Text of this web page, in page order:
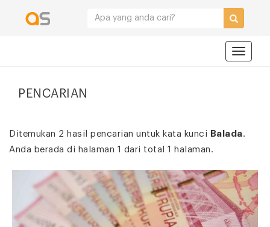
PENCARIAN
Ditemukan 2 hasil pencarian untuk kata kunci Balada.
Anda berada di halaman 1 dari total 1 halaman.